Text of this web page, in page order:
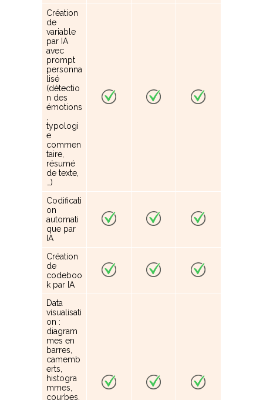
Création
de
variable
par IA
avec
prompt
personna
lisé
(détectio
n des
émotions
typologi
e
commen
taire,
résumé
de texte,
…)
Codificati
on
automati
que par
IA
Création
de
codeboo
k par IA
Data
visualisati
on :
diagram
mes en
barres,
camemb
erts,
histogra
mmes,
courbes,